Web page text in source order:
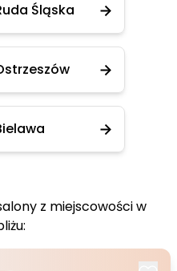
Śląska
z miejscowości w